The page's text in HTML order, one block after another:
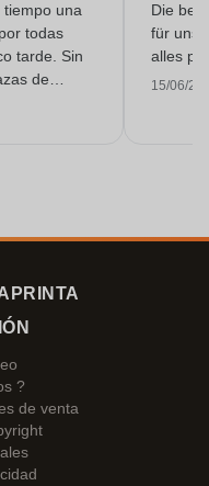
una
todas
tarde. Sin
de
a tiempo.
Die
für
alles
15/06/
?
de venta